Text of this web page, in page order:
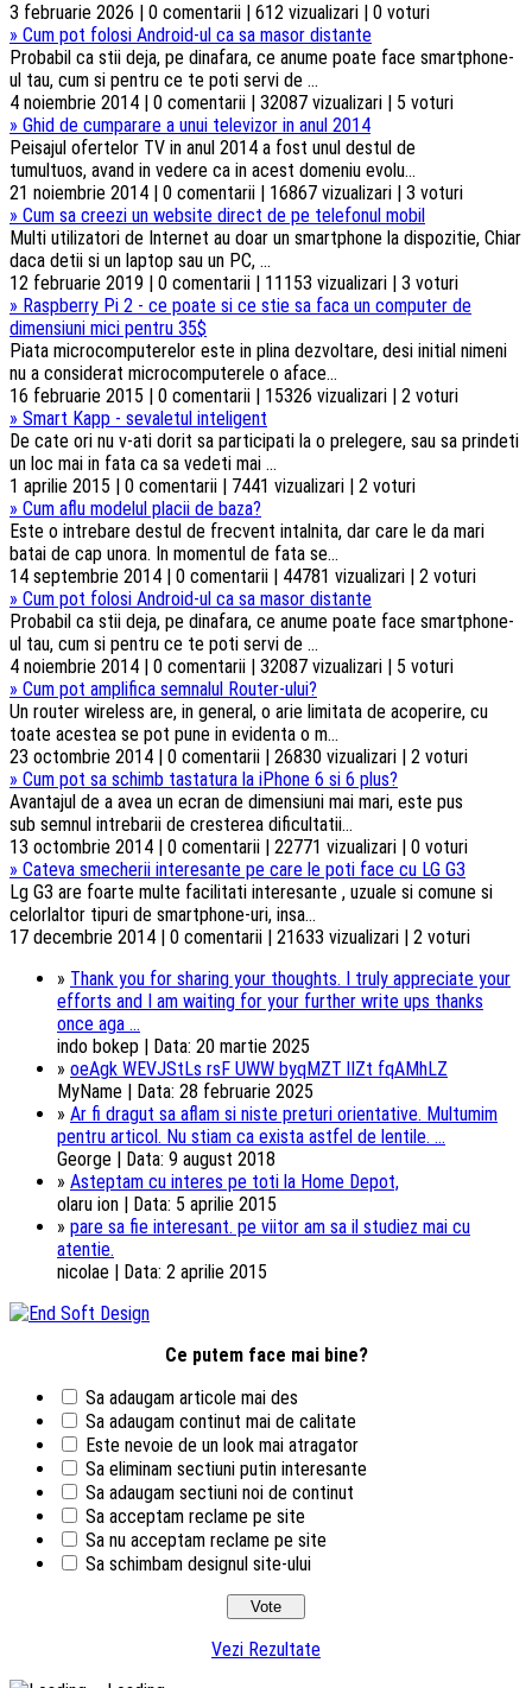
3 februarie 2026 | 0 comentarii | 612 vizualizari | 0 voturi
» Cum pot folosi Android-ul ca sa masor distante
Probabil ca stii deja, pe dinafara, ce anume poate face smartphone-
ul tau, cum si pentru ce te poti servi de ...
4 noiembrie 2014 | 0 comentarii | 32087 vizualizari | 5 voturi
» Ghid de cumparare a unui televizor in anul 2014
Peisajul ofertelor TV in anul 2014 a fost unul destul de
tumultuos, avand in vedere ca in acest domeniu evolu...
21 noiembrie 2014 | 0 comentarii | 16867 vizualizari | 3 voturi
» Cum sa creezi un website direct de pe telefonul mobil
Multi utilizatori de Internet au doar un smartphone la dispozitie, Chiar
daca detii si un laptop sau un PC, ...
12 februarie 2019 | 0 comentarii | 11153 vizualizari | 3 voturi
» Raspberry Pi 2 - ce poate si ce stie sa faca un computer de
dimensiuni mici pentru 35$
Piata microcomputerelor este in plina dezvoltare, desi initial nimeni
nu a considerat microcomputerele o aface...
16 februarie 2015 | 0 comentarii | 15326 vizualizari | 2 voturi
» Smart Kapp - sevaletul inteligent
De cate ori nu v-ati dorit sa participati la o prelegere, sau sa prindeti
un loc mai in fata ca sa vedeti mai ...
1 aprilie 2015 | 0 comentarii | 7441 vizualizari | 2 voturi
» Cum aflu modelul placii de baza?
Este o intrebare destul de frecvent intalnita, dar care le da mari
batai de cap unora. In momentul de fata se...
14 septembrie 2014 | 0 comentarii | 44781 vizualizari | 2 voturi
» Cum pot folosi Android-ul ca sa masor distante
Probabil ca stii deja, pe dinafara, ce anume poate face smartphone-
ul tau, cum si pentru ce te poti servi de ...
4 noiembrie 2014 | 0 comentarii | 32087 vizualizari | 5 voturi
» Cum pot amplifica semnalul Router-ului?
Un router wireless are, in general, o arie limitata de acoperire, cu
toate acestea se pot pune in evidenta o m...
23 octombrie 2014 | 0 comentarii | 26830 vizualizari | 2 voturi
» Cum pot sa schimb tastatura la iPhone 6 si 6 plus?
Avantajul de a avea un ecran de dimensiuni mai mari, este pus
sub semnul intrebarii de cresterea dificultatii...
13 octombrie 2014 | 0 comentarii | 22771 vizualizari | 0 voturi
» Cateva smecherii interesante pe care le poti face cu LG G3
Lg G3 are foarte multe facilitati interesante , uzuale si comune si
celorlaltor tipuri de smartphone-uri, insa...
17 decembrie 2014 | 0 comentarii | 21633 vizualizari | 2 voturi
» Thank you for sharing your thoughts. I truly appreciate your
efforts and I am waiting for your further write ups thanks
once aga ...
indo bokep | Data: 20 martie 2025
» oeAgk WEVJStLs rsF UWW byqMZT lIZt fqAMhLZ
MyName | Data: 28 februarie 2025
» Ar fi dragut sa aflam si niste preturi orientative. Multumim
pentru articol. Nu stiam ca exista astfel de lentile. ...
George | Data: 9 august 2018
» Asteptam cu interes pe toti la Home Depot,
olaru ion | Data: 5 aprilie 2015
» pare sa fie interesant. pe viitor am sa il studiez mai cu
atentie.
nicolae | Data: 2 aprilie 2015
Ce putem face mai bine?
Sa adaugam articole mai des
Sa adaugam continut mai de calitate
Este nevoie de un look mai atragator
Sa eliminam sectiuni putin interesante
Sa adaugam sectiuni noi de continut
Sa acceptam reclame pe site
Sa nu acceptam reclame pe site
Sa schimbam designul site-ului
Vezi Rezultate